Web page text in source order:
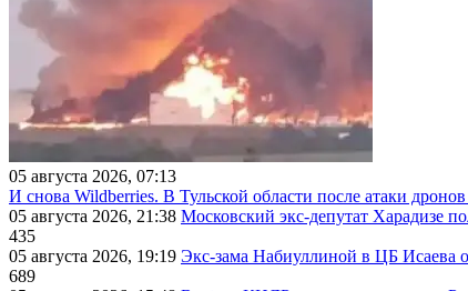
05 августа 2026, 07:13
И снова Wildberries. В Тульской области после атаки
05 августа 2026, 21:38 Московский экс-депутат Харадизе
435
05 августа 2026, 19:19 Экс-зама Набиуллиной в ЦБ Исаева
689